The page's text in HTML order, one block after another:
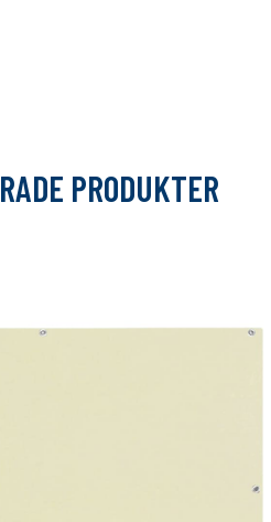
PRODUKTER